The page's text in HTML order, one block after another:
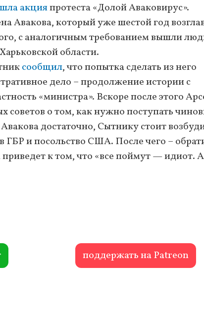
акцияпротеста «Долой Аваковирус».
Авакова, который уже шестой год
с аналогичным требованием вышли
области.
сообщил, что попытка сделать из него
дело – продолжение истории с
«министра». Вскоре после этого
о том, как нужно поступать
достаточно, Сытнику стоит
ГБР и посольство США. После чего –
к том, что «все поймут — идиот. А
поддержать на Patreon